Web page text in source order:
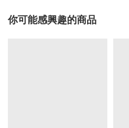
你可能感興趣的商品